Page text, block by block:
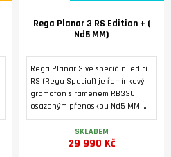
Rega Planar 3 RS Edition + (
Nd5 MM)
Rega Planar 3 ve speciální edici
RS (Rega Special) je řemínkový
gramofon s ramenem RB330
osazeným přenoskou Nd5 MM.
Tichý 24V motor je poháněn
dedikovaným napájecím zdrojem
Neo PSU MK2. Základna je
SKLADEM
29 990 Kč